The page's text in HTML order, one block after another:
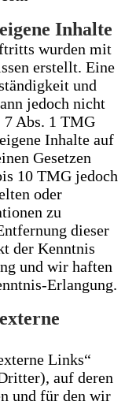
Inhalte
wurden mit
erstellt. Eine
und
jedoch nicht
7 Abs. 1 TMG
Inhalte auf
Gesetzen
10 TMG jedoch
oder
zu
dieser
der Kenntnis
und wir haften
Erlangung.
Links“
auf deren
und für den wir